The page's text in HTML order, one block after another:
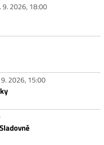
9. 2026, 18:00
2026, 15:00